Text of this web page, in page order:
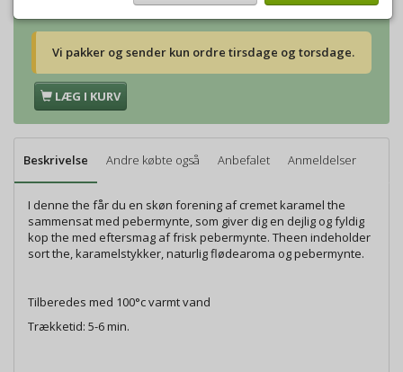
Vi pakker og sender kun ordre tirsdage og torsdage.
LÆG I KURV
Beskrivelse Andre købte også Anbefalet Anmeldelser
I denne the får du en skøn forening af cremet karamel the
sammensat med pebermynte, som giver dig en dejlig og fyldig
kop the med eftersmag af frisk pebermynte. Theen indeholder
sort the, karamelstykker, naturlig flødearoma og pebermynte.
Tilberedes med 100°c varmt vand
Trækketid: 5-6 min.